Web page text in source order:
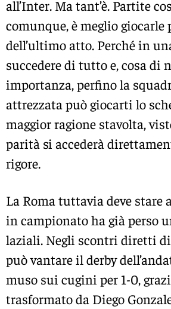
all’Inter. Ma tant’è. Partite
comunque, è meglio giocarle
dell’ultimo atto. Perché in
succedere di tutto e, cosa di
importanza, perfino la
attrezzata può giocarti lo
maggior ragione stavolta,
parità si accederà
rigore.
La Roma tuttavia deve stare
in campionato ha già perso
laziali. Negli scontri diretti
può vantare il derby
muso sui cugini per 1-0,
trasformato da Diego